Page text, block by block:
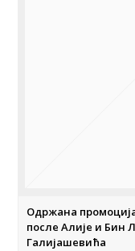
Одржана
после Алије и Бин
Галијашевића